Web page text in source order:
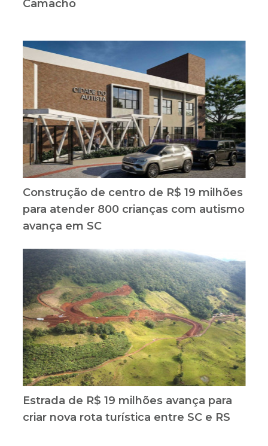
Camacho
Construção de centro de R$ 19 milhões
para atender 800 crianças com autismo
avança em SC
Estrada de R$ 19 milhões avança para
criar nova rota turística entre SC e RS